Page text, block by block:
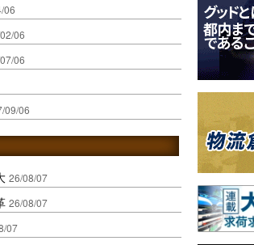
06
06
06
09/06
26/08/07
26/08/07
07